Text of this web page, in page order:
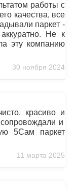
работы с
качества, все
паркет -
Не к
эту компанию
30 ноября 2024
красиво и
и
5Сам паркет
11 марта 2025